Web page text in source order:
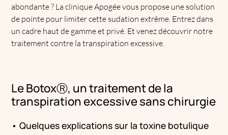
abondante ? La clinique Apogée vous propose une solution
de pointe pour limiter cette sudation extrême. Entrez dans
un cadre haut de gamme et privé. Et venez découvrir notre
traitement contre la transpiration excessive.
Le BotoxⓇ, un traitement de la
transpiration excessive sans chirurgie
• Quelques explications sur la toxine botulique